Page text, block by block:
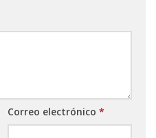
Correo electrónico *